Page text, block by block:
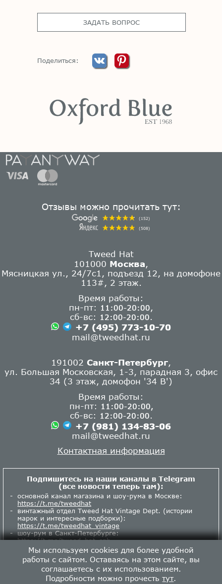
ЗАДАТЬ ВОПРОС
Поделиться:
Отзывы можно прочитать тут:
(152)
(508)
Tweed Hat
101000 Москва
Мясницкая ул., 24/7с1, подъезд 12, на домофоне
113#, 2 этаж.
Время работы:
пн-пт:
11:00-20:00
сб-вс:
12:00-20:00
+7 (495) 773-10-70
mail@tweedhat.ru
191002 Санкт-Петербург
ул. Большая Московская, 1-3, парадная 3, офис
34 (3 этаж, домофон '34 В')
Время работы:
пн-пт:
11:00-20:00,
сб-вс: 12:00-20:00
+7 (981) 134-83-06
mail@tweedhat.ru
Контактная информация
Подпишитесь на наши каналы в Telegram
(все новости теперь там):
основной канал магазина и шоу-рума в Москве:
https://t.me/tweedhat
винтажный отдел Tweed Hat Vintage Dept. (истории
марок и интересные подборки):
https://t.me/tweedhat_vintage
шоу-рум в Санкт-Петербурге:
https://t.me/tweed_hat_spb
Мы используем cookies для более удобной
работы с сайтом. Оставаясь на этом сайте, вы
соглашаетесь с их использованием.
Подробности можно прочестьтут.